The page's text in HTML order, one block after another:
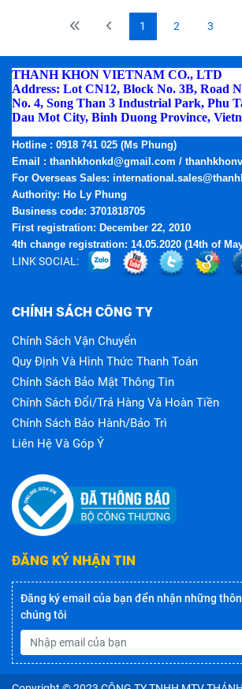
1 2 3
THANH KHON VIETNAM CO., LTD
Address: Lot CN12, Block No. 3B, Road
No. 4, Song Than 3 Industrial Park, Phu
Dau Mot City, Binh Duong Province,
Hotline : 0918 741 025 (Ms Phung)
Email
: thanhkhonkd@gmail.com /
For Overseas Sales:
Authority: Ho Ly Phung
Business code: 3701818705
First registration: December 22, 2010
4th change registration: 14.05.2020 (14th of
LINK SOCIAL:
CHÍNH SÁCH CÔNG TY
Chính Sách Vận Chuyển
Quy Định Và Hình Thức Thanh Toán
Chính Sách Bảo Mật Thông Tin
Chính Sách Đổi/trả Hàng Và Hoàn Tiền
Chính Sách Bảo Hành/bảo Trì
Liên Hệ Và Góp Ý
ĐĂNG KÝ NHẬN TIN
Đăng ký email của bạn đển nhận những
chúng tôi